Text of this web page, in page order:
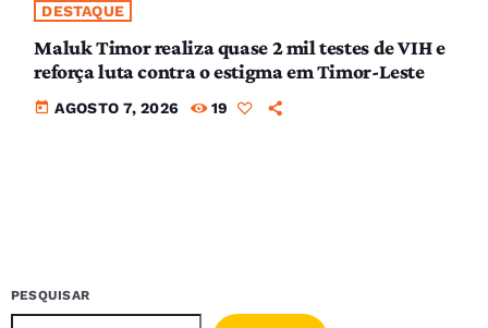
DESTAQUE
Maluk Timor realiza quase 2 mil testes de VIH e
reforça luta contra o estigma em Timor-Leste
today AGOSTO 7, 2026 19
PESQUISAR